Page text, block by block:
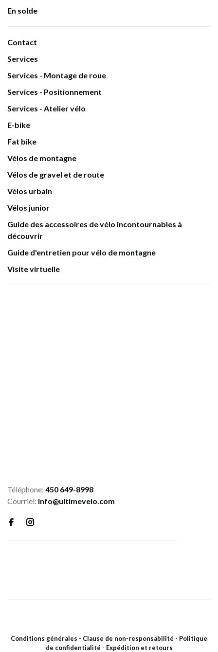
En solde
Contact
Services
Services - Montage de roue
Services - Positionnement
Services - Atelier vélo
E-bike
Fat bike
Vélos de montagne
Vélos de gravel et de route
Vélos urbain
Vélos junior
Guide des accessoires de vélo incontournables à
découvrir
Guide d'entretien pour vélo de montagne
Visite virtuelle
Téléphone: 450 649-8998
Courriel: info@ultimevelo.com
Conditions générales - Clause de non-responsabilité - Politique
de confidentialité - Expédition et retours